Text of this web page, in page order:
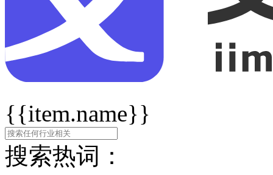
{{item.name}}
搜索热词：